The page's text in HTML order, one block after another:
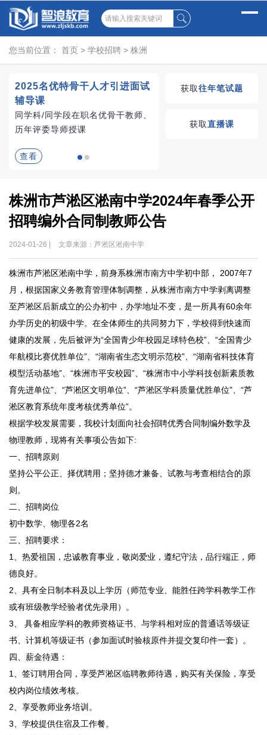
您当前位置： 首页 > 学校招聘 > 株洲
2025名优特骨干人才引进面试
辅导课
同学科/同学段在职名优骨干教师、
历年评委导师授课
查看
湖南教师招聘考试优
获取往年笔试题
获取直播课
株洲市芦淞区淞南中学2024年春季公开
招聘编外合同制教师公告
2024-01-26 | 文章来源：芦淞区淞南中学
株洲市芦淞区淞南中学，前身系株洲市南方中学初中部， 2007年7
月，根据国家义务教育管理体制调整，从株洲市南方中学剥离调整
至芦淞区后新成立的公办初中，办学地址不变，是一所具有60余年
办学历史的初级中学。在全体师生的共同努力下，学校得到快速而
健康的发展，先后被评为“全国青少年校园足球特色校”、“全国青少
年航模比赛优胜单位”、“湖南省生态文明示范校”、“湖南省科技体育
模型活动基地”、“株洲市平安校园”、“株洲市中小学科技创新素质教
育先进单位”、“芦淞区文明单位”、“芦淞区学科质量优胜单位”、“芦
淞区教育系统年度考核优秀单位”。
根据学校发展需要，我校计划面向社会招聘优秀合同制编外数学及
物理教师，现将有关事项公告如下:
一、招聘原则
坚持公平公正、择优聘用；坚持德才兼备、试教与考查相结合的原
则。
二、招聘岗位
初中数学、物理各2名
三、招聘要求：
1、热爱祖国，忠诚教育事业，敬岗爱业，遵纪守法，品行端正，师
德良好。
2、具有全日制本科及以上学历（师范专业、能胜任跨学科教学工作
或有班级教学经验者优先录用）。
3、 具备相应学科的教师资格证书、与学科相对应的普通话等级证
书、计算机等级证书（参加面试时验核原件并提交复印件一套）。
四、薪金待遇：
1、签订聘用合同，享受芦淞区临聘教师待遇，购买有关保险，享受
校内岗位绩效考核。
2、享受教师业务培训。
3、学校提供住宿及工作餐。